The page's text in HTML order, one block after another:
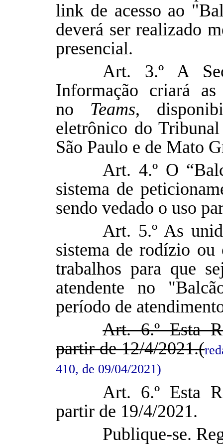
link de acesso ao
deverá ser realizado
presencial.
Art. 3.º A
Informação criará as
no Teams,
eletrônico do
São Paulo e de Mato
Art. 4.º O
sistema de
sendo vedado o uso
Art. 5.º As
sistema de rodízio ou
trabalhos para que
atendente no
período de
Art. 6.º Esta
partir de 12/4/2021.(
410, de 09/04/2021)
Art. 6.º Esta
partir de 19/4/2021.
Publique-se.